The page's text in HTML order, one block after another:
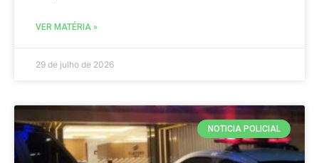
VER MATÉRIA »
29 de julho de 2026
NOTICIA POLICIAL